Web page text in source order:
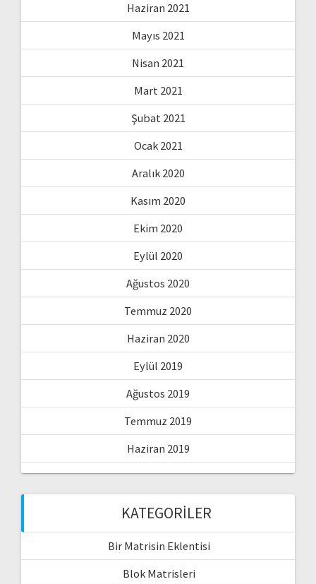
Haziran 2021
Mayıs 2021
Nisan 2021
Mart 2021
Şubat 2021
Ocak 2021
Aralık 2020
Kasım 2020
Ekim 2020
Eylül 2020
Ağustos 2020
Temmuz 2020
Haziran 2020
Eylül 2019
Ağustos 2019
Temmuz 2019
Haziran 2019
KATEGORILER
Bir Matrisin Eklentisi
Blok Matrisleri